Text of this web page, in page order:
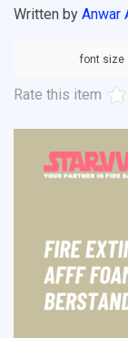
Written by Anwar
font size
Rate this item